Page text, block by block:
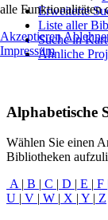
Erweiterte
Liste aller
Suche in
Ähnliche
Alphabetische
Wählen Sie einen
Bibliotheken
A | B | C | D | E | F
U | V | W | X | Y | Z
alle Funktionalitäten
Akzeptieren
Impressum